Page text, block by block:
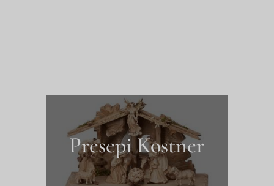
Presepi Kostner